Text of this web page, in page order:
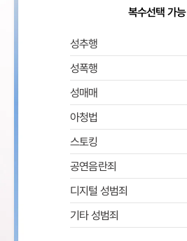
복수선택 가능
성추행
성폭행
성매매
아청법
스토킹
공연음란죄
디지털 성범죄
기타 성범죄